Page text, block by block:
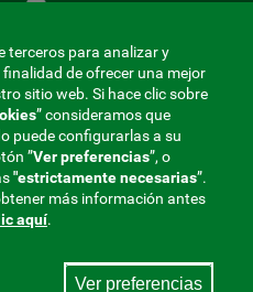
terceros para analizar y
de ofrecer una mejor
sitio web. Si hace clic sobre
” consideramos que
puede configurarlas a su
”Ver preferencias”, o
"estrictamentenecesarias”.
más información antes
aquí.
Ver preferencias